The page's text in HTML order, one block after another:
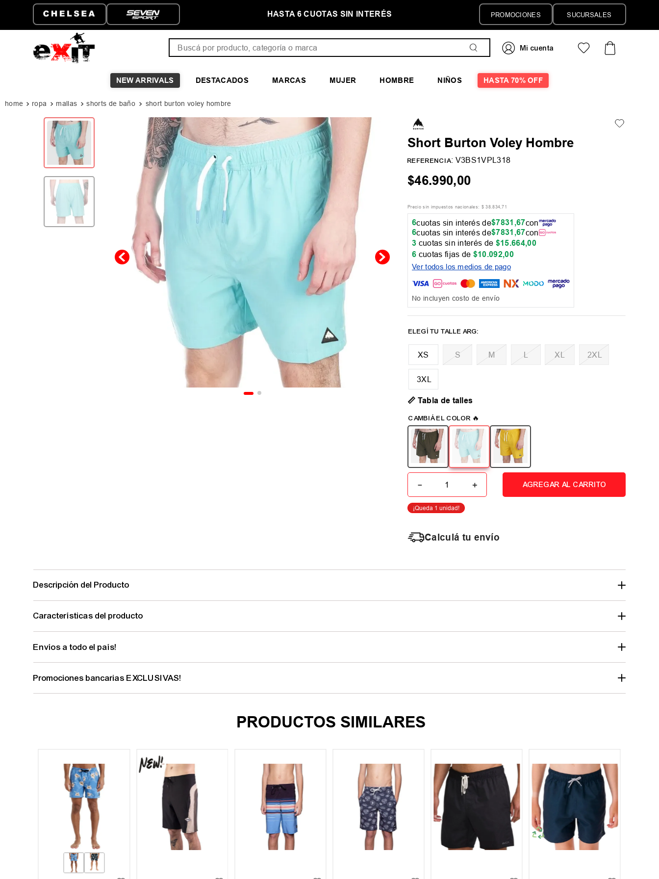
A PARTIR DE
HASTA 6 CUOTAS SIN INTERÉS PRIMER CAMBIO GRATIS PROMOCIONES SUCURSALES
NEW ARRIVALS DESTACADOS MARCAS MUJER HOMBRE NIÑOS HASTA 70% OFF
ropa mallas shorts de baño short burton voley hombre
Short Burton Voley Hombre
REFERENCIA: V3BS1VPL318
$46.990,00
Precio sin impuestos nacionales: $ 38.834,71
6cuotas sin interés de$7831 ,67con
6cuotas sin interés de$7831 ,67con
3 cuotas sin interés de $15.664,00
6 cuotas fijas de $10.092,00
Ver todos los medios de pago
No incluyen costo de envío
XS M L XL 2XL
3XL
📏 Tabla de talles
＋
－ AGREGAR AL CARRITO
Calculá tu envío
Descripción del Producto
Características del producto
Envíos a todo el país!
Promociones bancarias EXCLUSIVAS!
PRODUCTOS SIMILARES